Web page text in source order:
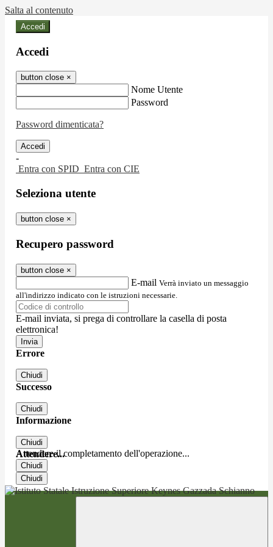
Salta al contenuto
Accedi
Accedi
button close ×
Nome Utente
Password
Password dimenticata?
-
Entra con SPID Entra con CIE
Seleziona utente
button close ×
Recupero password
button close ×
E-mail Verrà inviato un messaggio
all'indirizzo indicato con le istruzioni necessarie.
E-mail inviata, si prega di controllare la casella di posta
elettronica!
Errore
Chiudi
Successo
Chiudi
Informazione
Chiudi
Attendere...
Attendere il completamento dell'operazione...
Chiudi
Chiudi